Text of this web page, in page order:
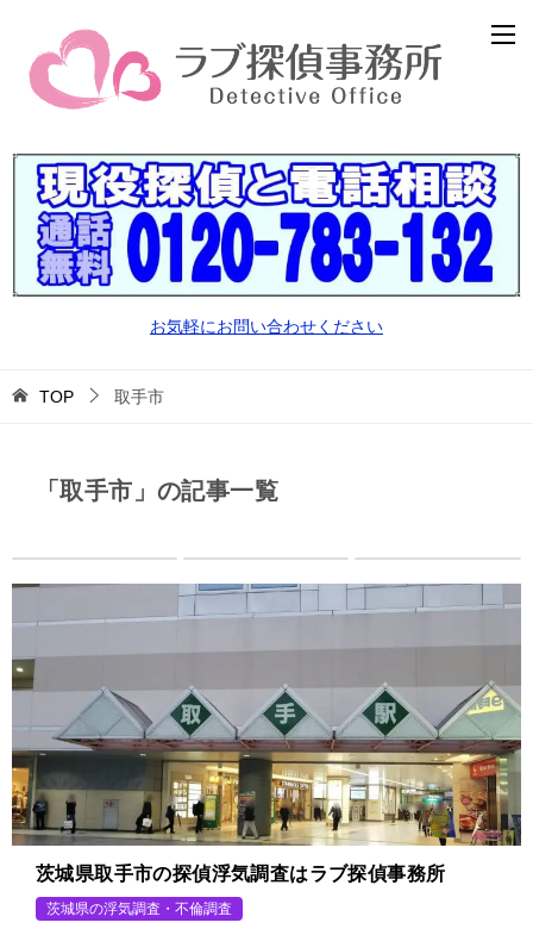
お気軽にお問い合わせください
TOP 取手市
「取手市」の記事一覧
茨城県取手市の探偵浮気調査はラブ探偵事務所
茨城県の浮気調査・不倫調査